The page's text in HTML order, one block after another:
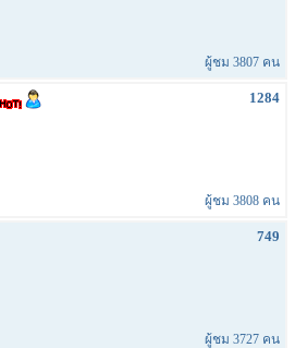
ผู้ชม 3807 คน
1284
ผู้ชม 3808 คน
749
ผู้ชม 3727 คน